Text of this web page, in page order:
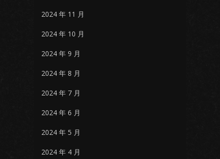
2024 年 11 月
2024 年 10 月
2024 年 9 月
2024 年 8 月
2024 年 7 月
2024 年 6 月
2024 年 5 月
2024 年 4 月